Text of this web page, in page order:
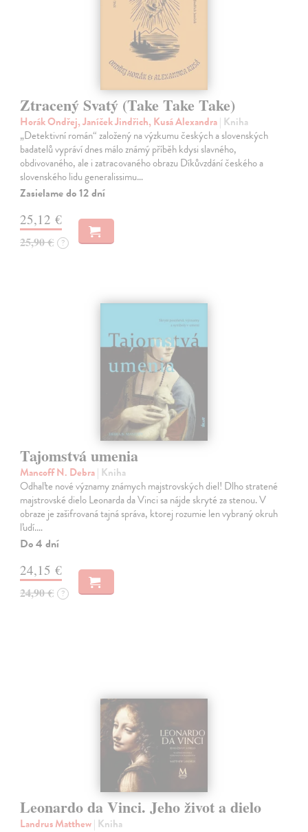
Ztracený Svatý (Take Take Take)
Horák Ondřej, Janíček Jindřich, Kusá Alexandra| Kniha
„Detektivní román“ založený na výzkumu českých a slovenských
badatelů vypráví dnes málo známý příběh kdysi slavného,
obdivovaného, ale i zatracovaného obrazu Díkůvzdání českého a
slovenského lidu generalissimu…
Zasielame do 12 dní
25,12 €
25,90 € ?
Tajomstvá umenia
Mancoff N. Debra| Kniha
Odhaľte nové významy známych majstrovských diel! Dlho stratené
majstrovské dielo Leonarda da Vinci sa nájde skryté za stenou. V
obraze je zašifrovaná tajná správa, ktorej rozumie len vybraný okruh
ľudí.…
Do 4 dní
24,15 €
24,90 € ?
Leonardo da Vinci. Jeho život a dielo
Landrus Matthew| Kniha